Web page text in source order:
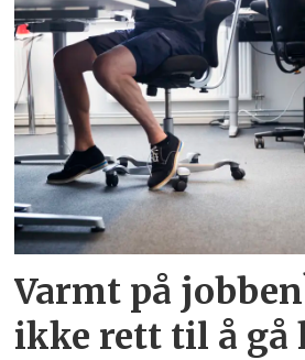
Varmt på
ikke rett til å gå